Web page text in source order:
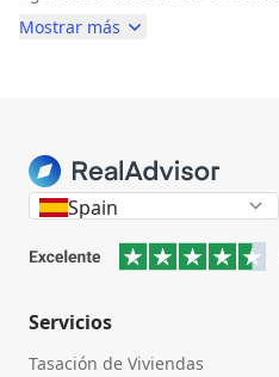
Mostrar más
Spain
Servicios
Tasación de Viviendas